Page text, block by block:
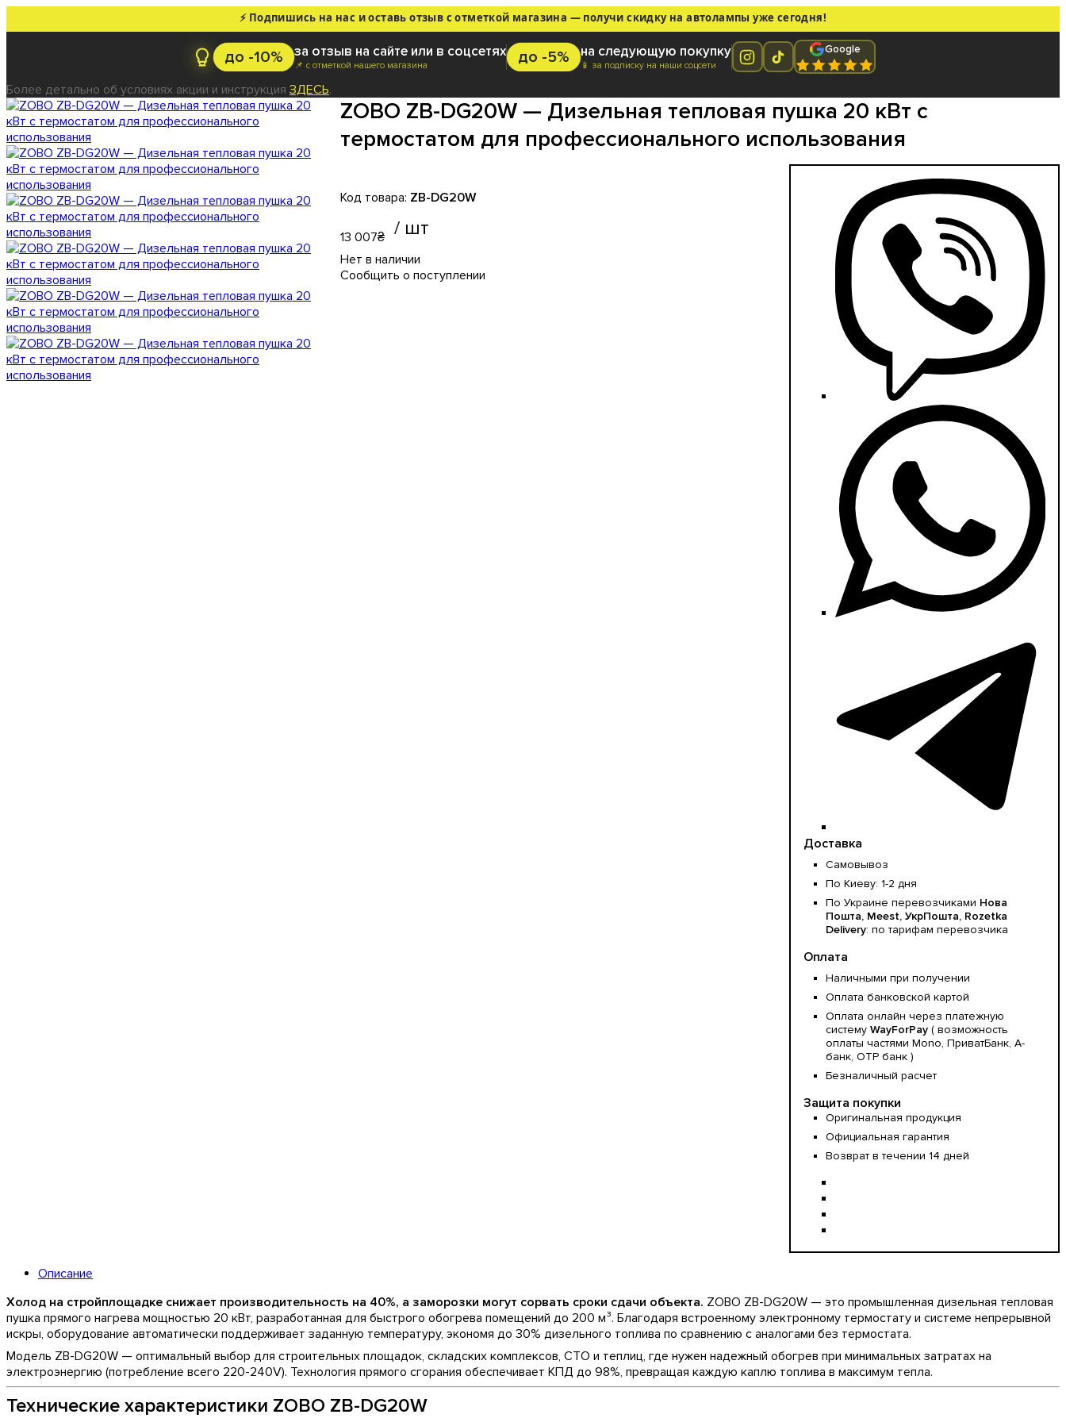
⚡ Подпишись на нас и оставь отзыв с отметкой магазина — получи скидку на автолампы уже сегодня!
до -10% за отзыв на сайте или в соцсетях
📌 с отметкой нашего магазина до -5% на следующую покупку
📱 за подписку на наши соцсети
Google
Более детально об условиях акции и инструкция ЗДЕСЬ.
ZOBO ZB-DG20W — Дизельная тепловая пушка 20 кВт с
термостатом для профессионального использования
ZB-DG20W
13 007₴
Сообщить о поступлении
Доставка
Самовывоз
По Киеву: 1-2 дня
По Украине перевозчиками Нова
Пошта, Meest, УкрПошта, Rozetka
Delivery: по тарифам перевозчика
Оплата
Наличными при получении
Оплата банковской картой
Оплата онлайн через платежную
системуWayForPay( возможность
оплаты частями Mono, ПриватБанк, А-
банк, OTP банк )
Безналичный расчет
Защита покупки
Оригинальная продукция
Официальная гарантия
Возврат в течении 14 дней
Описание
Холод на стройплощадке снижает производительность на 40%, а заморозки могут сорвать сроки сдачи объекта. ZOBO ZB-DG20W — это промышленная дизельная тепловая
пушка прямого нагрева мощностью 20 кВт, разработанная для быстрого обогрева помещений до 200 м³. Благодаря встроенному электронному термостату и системе непрерывной
искры, оборудование автоматически поддерживает заданную температуру, экономя до 30% дизельного топлива по сравнению с аналогами без термостата.
Модель ZB-DG20W — оптимальный выбор для строительных площадок, складских комплексов, СТО и теплиц, где нужен надежный обогрев при минимальных затратах на
электроэнергию (потребление всего 220-240V). Технология прямого сгорания обеспечивает КПД до 98%, превращая каждую каплю топлива в максимум тепла.
Технические характеристики ZOBO ZB-DG20W